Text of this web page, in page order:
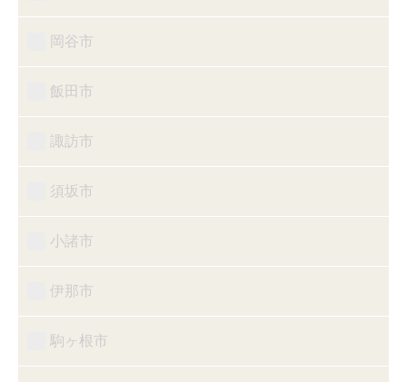
岡谷市
飯田市
諏訪市
須坂市
小諸市
伊那市
駒ヶ根市